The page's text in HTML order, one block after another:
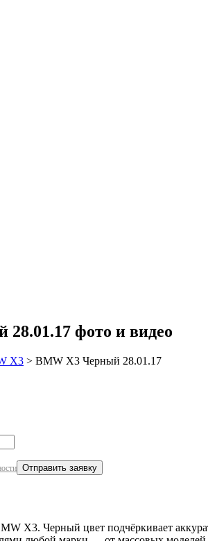
фото и видео
X3 > BMW X3 Черный 28.01.17
X3. Черный цвет подчёркивает